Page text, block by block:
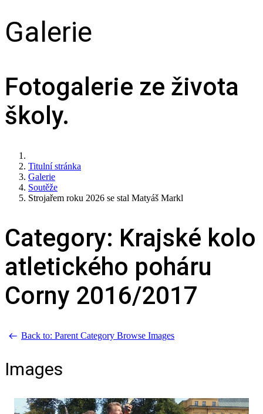
Galerie
Fotogalerie ze života
školy.
Titulní stránka
Galerie
Soutěže
Strojařem roku 2026 se stal Matyáš Markl
Category: Krajské kolo
atletického poháru
Corny 2016/2017
Back to: Parent Category Browse Images
Images